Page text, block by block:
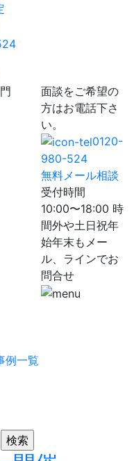
面談をご希望の
方はお電話下さ
い。
0120-
980-524
無料メール相談
受付時間
10:00〜18:00 時
間外や土日祝年
始年末もメー
ル、ラインでお
問合せ
例一覧